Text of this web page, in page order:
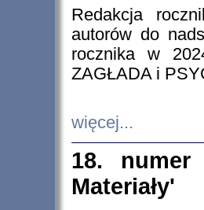
Redakcja
autorów do
rocznika w
ZAGŁADA i
więcej...
18. numer
Materiały'